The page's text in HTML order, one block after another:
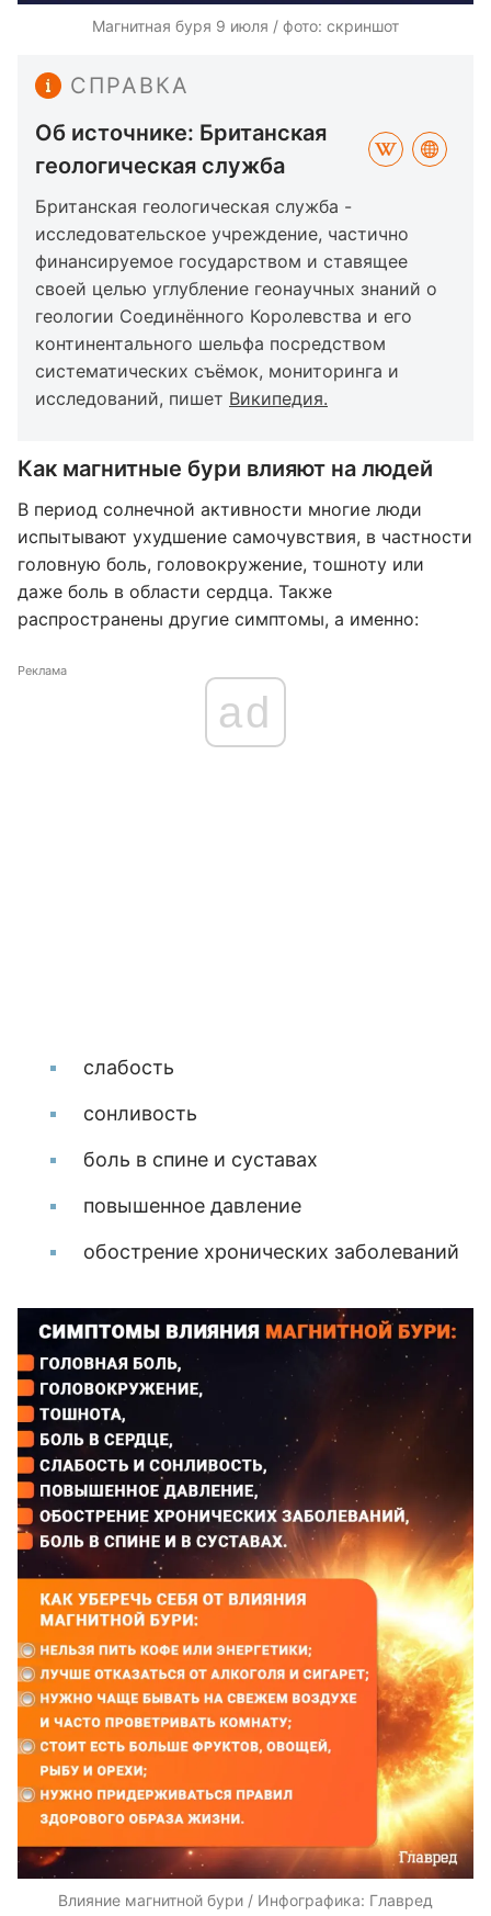
Магнитная буря 9 июля / фото: скриншот
СПРАВКА
Об источнике: Британская
геологическая служба
Британская геологическая служба -
исследовательское учреждение, частично
финансируемое государством и ставящее
своей целью углубление геонаучных знаний о
геологии Соединённого Королевства и его
континентального шельфа посредством
систематических съёмок, мониторинга и
исследований, пишет Википедия.
Как магнитные бури влияют на людей
В период солнечной активности многие люди
испытывают ухудшение самочувствия, в частности
головную боль, головокружение, тошноту или
даже боль в области сердца. Также
распространены другие симптомы, а именно:
Реклама
ad
слабость
сонливость
боль в спине и суставах
повышенное давление
обострение хронических заболеваний
Влияние магнитной бури / Инфографика: Главред